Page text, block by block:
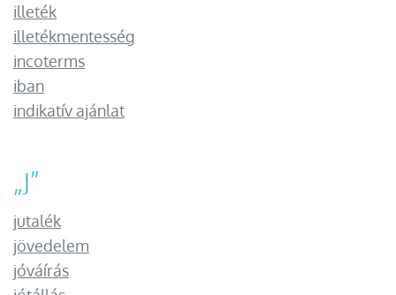
illeték
illetékmentesség
incoterms
iban
indikatív ajánlat
„J”
jutalék
jövedelem
jóváírás